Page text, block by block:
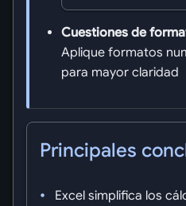
Cuestiones de
Aplique formatos
para mayor claridad
Principales
Excel simplifica los